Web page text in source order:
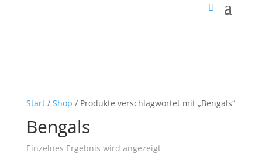
Start/ Shop / Produkte verschlagwortet mit „Bengals“
Bengals
Einzelnes Ergebnis wird angezeigt